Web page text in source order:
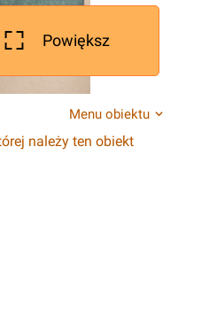
Powiększ
Menu obiektu
należy ten obiekt